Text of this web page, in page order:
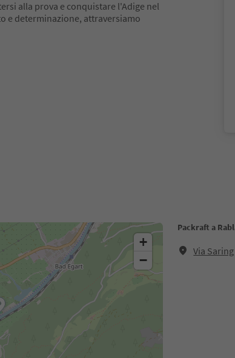
alla prova e conquistare l'Adige nel
e determinazione, attraversiamo
Packraft a
Via
+
−